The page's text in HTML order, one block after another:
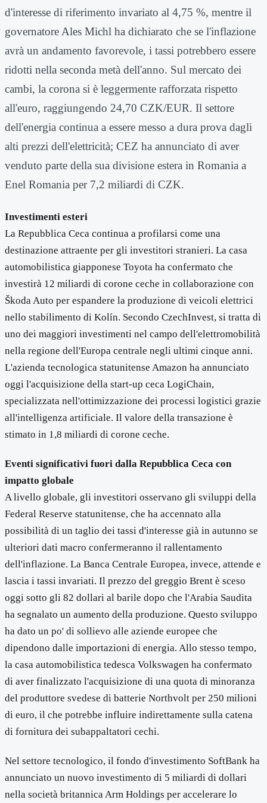
d'interesse di riferimento invariato al 4,75 %, mentre il
governatore Ales Michl ha dichiarato che se l'inflazione
avrà un andamento favorevole, i tassi potrebbero essere
ridotti nella seconda metà dell'anno. Sul mercato dei
cambi, la corona si è leggermente rafforzata rispetto
all'euro, raggiungendo 24,70 CZK/EUR. Il settore
dell'energia continua a essere messo a dura prova dagli
alti prezzi dell'elettricità; CEZ ha annunciato di aver
venduto parte della sua divisione estera in Romania a
Enel Romania per 7,2 miliardi di CZK.
Investimenti esteri
La Repubblica Ceca continua a profilarsi come una
destinazione attraente per gli investitori stranieri. La casa
automobilistica giapponese Toyota ha confermato che
investirà 12 miliardi di corone ceche in collaborazione con
Škoda Auto per espandere la produzione di veicoli elettrici
nello stabilimento di Kolín. Secondo CzechInvest, si tratta di
uno dei maggiori investimenti nel campo dell'elettromobilità
nella regione dell'Europa centrale negli ultimi cinque anni.
L'azienda tecnologica statunitense Amazon ha annunciato
oggi l'acquisizione della start-up ceca LogiChain,
specializzata nell'ottimizzazione dei processi logistici grazie
all'intelligenza artificiale. Il valore della transazione è
stimato in 1,8 miliardi di corone ceche.
Eventi significativi fuori dalla Repubblica Ceca con
impatto globale
A livello globale, gli investitori osservano gli sviluppi della
Federal Reserve statunitense, che ha accennato alla
possibilità di un taglio dei tassi d'interesse già in autunno se
ulteriori dati macro confermeranno il rallentamento
dell'inflazione. La Banca Centrale Europea, invece, attende e
lascia i tassi invariati. Il prezzo del greggio Brent è sceso
oggi sotto gli 82 dollari al barile dopo che l'Arabia Saudita
ha segnalato un aumento della produzione. Questo sviluppo
ha dato un po' di sollievo alle aziende europee che
dipendono dalle importazioni di energia. Allo stesso tempo,
la casa automobilistica tedesca Volkswagen ha confermato
di aver finalizzato l'acquisizione di una quota di minoranza
del produttore svedese di batterie Northvolt per 250 milioni
di euro, il che potrebbe influire indirettamente sulla catena
di fornitura dei subappaltatori cechi.
Nel settore tecnologico, il fondo d'investimento SoftBank ha
annunciato un nuovo investimento di 5 miliardi di dollari
nella società britannica Arm Holdings per accelerare lo